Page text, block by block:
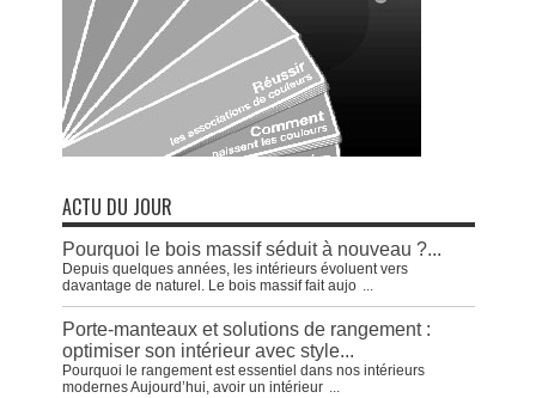
ACTU DU JOUR
Pourquoi le bois massif séduit à nouveau ?...
Depuis quelques années, les intérieurs évoluent vers
davantage de naturel. Le bois massif fait aujo ...
Porte-manteaux et solutions de rangement :
optimiser son intérieur avec style...
Pourquoi le rangement est essentiel dans nos intérieurs
modernes Aujourd’hui, avoir un intérieur ...